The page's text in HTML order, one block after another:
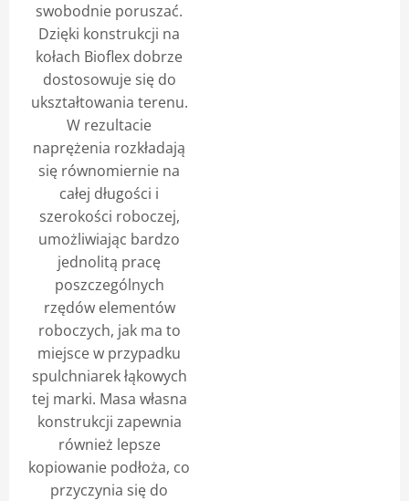
swobodnie poruszać.
Dzięki konstrukcji na
kołach Bioflex dobrze
dostosowuje się do
ukształtowania terenu.
W rezultacie
naprężenia rozkładają
się równomiernie na
całej długości i
szerokości roboczej,
umożliwiając bardzo
jednolitą pracę
poszczególnych
rzędów elementów
roboczych, jak ma to
miejsce w przypadku
spulchniarek łąkowych
tej marki. Masa własna
konstrukcji zapewnia
również lepsze
kopiowanie podłoża, co
przyczynia się do